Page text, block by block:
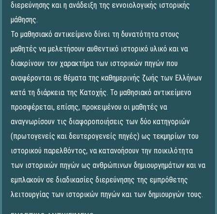
διερεύνησης και η ανάδειξη της εννοιολογικής ιστορικής
μάθησης.
Το μαθησιακό αντικείμενο δίνει τη δυνατότητα στους
μαθητές να μελετήσουν αυθεντικό ιστορικό υλικό και να
διακρίνουν τον χαρακτήρα των ιστορικών πηγών που
αναφέρονται σε θέματα της καθημερινής ζωής των Ελλήνων
κατά τη διάρκεια της Κατοχής. Το μαθησιακό αντικείμενο
προσφέρεται, επίσης, προκειμένου οι μαθητές να
αναγνωρίσουν τις διαφοροποιήσεις των δύο κατηγοριών
(πρωτογενείς και δευτερογενείς πηγές) ως τεκμηρίων του
ιστορικού παρελθόντος, να κατανοήσουν την ποικιλότητα
των ιστορικών πηγών ως ανθρώπινων δημιουργημάτων και να
εμπλακούν σε διαδικασίες διερεύνησης της εμπρόθετης
λειτουργίας των ιστορικών πηγών και των δημιουργών τους.